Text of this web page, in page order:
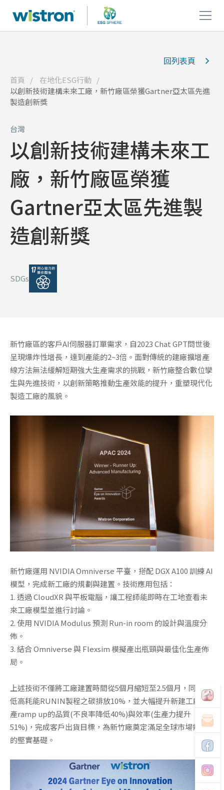
回列表頁
首頁
在地化ESG行動
以創新技術建構未來工廠，新竹廠區榮獲Gartner亞太區先進
製造創新獎
台灣
以創新技術建構未來工
廠，新竹廠區榮獲
Gartner亞太區先進製
造創新獎
SDGs
新竹廠區的客戶AI伺服器訂單需求，自2023 Chat GPT問世後
呈現爆炸性增長，達到產能的2~3倍。面對傳統的建廠擴增產
線方法無法緩解短期強大生產需求的挑戰，新竹廠整合數位孿
生與先進技術，以創新策略推動生產效能的提升，重塑現代化
製造工廠的風貌。
新竹廠運用 NVIDIA Omniverse 平臺，搭配 DGX A100 訓練 AI
模型，完成新工廠的規劃與建置。技術應用包括：
1. 透過 CloudXR 與平板電腦，讓工程師能即時在工地查看未
來工廠模型並進行討論。
2. 使用 NVIDIA Modulus 預測 Run-in room 的設計與溫度分
佈。
3. 結合 Omniverse 與 Flexsim 模擬產出瓶頸與最佳化生產佈
局。
上述技術不僅將工廠建置時間從5個月縮短至2.5個月，同時降
低高耗能RUNIN製程之碳排放10%，並大幅提升新建工廠生
產ramp up的品質(不良率降低40%)與效率(生產力提升
51%)，完成客戶出貨目標，為新竹廠奠定滿足全球市場需求
的堅實基礎。